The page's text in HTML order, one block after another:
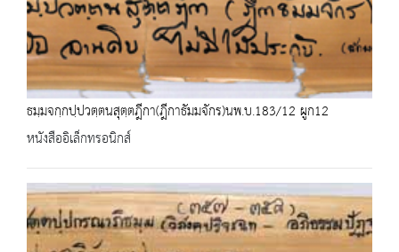
ธมฺมจกฺกปฺปวตฺตนสุตฺตฎีกา(ฎีกาธัมมจักร)นพ.บ.183/12 ผูก12
หนังสืออิเล็กทรอนิกส์